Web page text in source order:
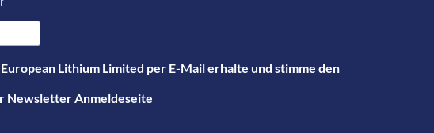
Lithium Limited per E-Mail erhalte und stimme den
Newsletter Anmeldeseite